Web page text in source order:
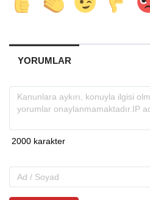
YORUMLAR